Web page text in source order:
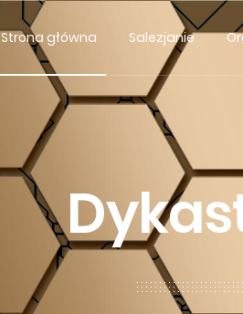
Strona główna Salezjanie